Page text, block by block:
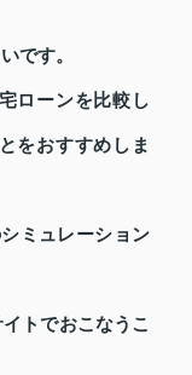
です。
ローンを比較し
をおすすめしま
ミュレーション
トでおこなうこ